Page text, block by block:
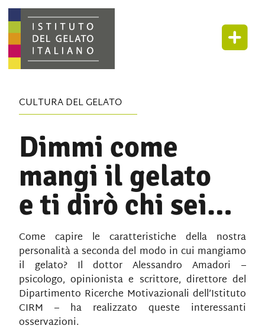
CULTURA DEL GELATO
Dimmi come
mangi il gelato
e ti dirò chi sei…
Come capire le caratteristiche della nostra
personalità a seconda del modo in cui mangiamo
il gelato? Il dottor Alessandro Amadori –
psicologo, opinionista e scrittore, direttore del
Dipartimento Ricerche Motivazionali dell’Istituto
CIRM – ha realizzato queste interessanti
osservazioni.